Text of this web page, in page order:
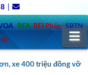
|
RFA RFI Pháp SBTN
xe 400 triệu đồng vỡ